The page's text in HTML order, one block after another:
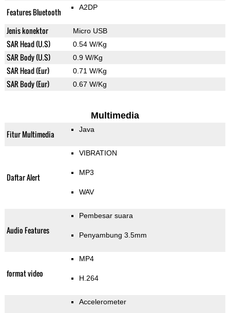
Features Bluetooth A2DP
Jenis konektor Micro USB
SAR Head (U.S) 0.54 W/Kg
SAR Body (U.S) 0.9 W/Kg
SAR Head (Eur) 0.71 W/Kg
SAR Body (Eur) 0.67 W/Kg
Multimedia
Fitur Multimedia Java
Daftar Alert
VIBRATION
MP3
WAV
Audio Features
Pembesar suara
Penyambung 3.5mm
format video
MP4
H.264
Accelerometer